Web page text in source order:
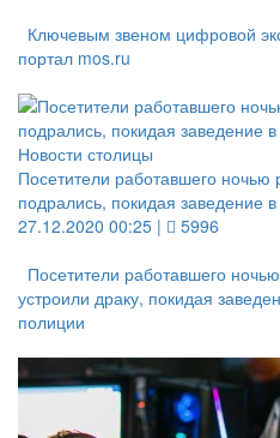
Ключевым звеном цифровой
портал mos.ru
Новости столицы
Посетители работавшего ночью
подрались, покидая заведение
27.12.2020 00:25 |
5996
Посетители работавшего
устроили драку, покидая
полиции